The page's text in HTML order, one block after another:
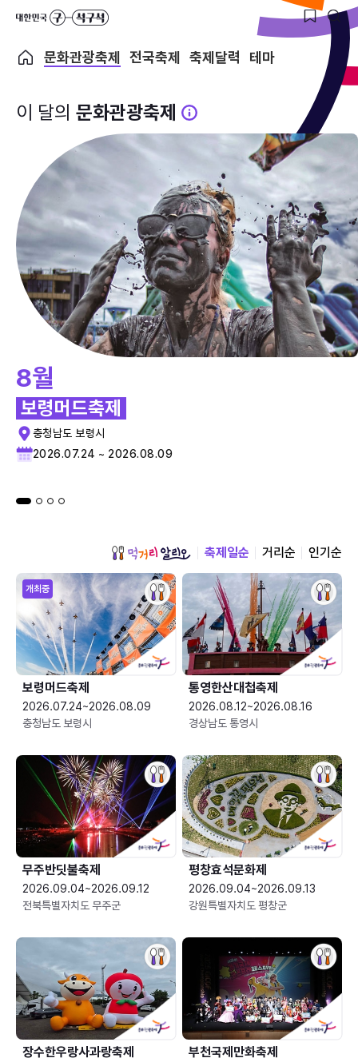
문화관광축제 전국축제 축제달력 테마
이 달의 문화관광축제
8월
보령머드축제
충청남도 보령시
2026.07.24 ~ 2026.08.09
축제일순 거리순 인기순
개최중
보령머드축제
2026.07.24~2026.08.09
충청남도 보령시
통영한산대첩축제
2026.08.12~2026.08.16
경상남도 통영시
무주반딧불축제
2026.09.04~2026.09.12
전북특별자치도 무주군
평창효석문화제
2026.09.04~2026.09.13
강원특별자치도 평창군
장수한우랑사과랑축제 부천국제만화축제